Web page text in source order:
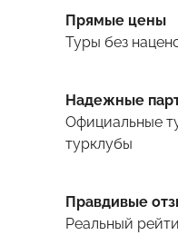
Прямые цены
Туры без
Надежные
Официальные
турклубы
Правдивые
Реальный